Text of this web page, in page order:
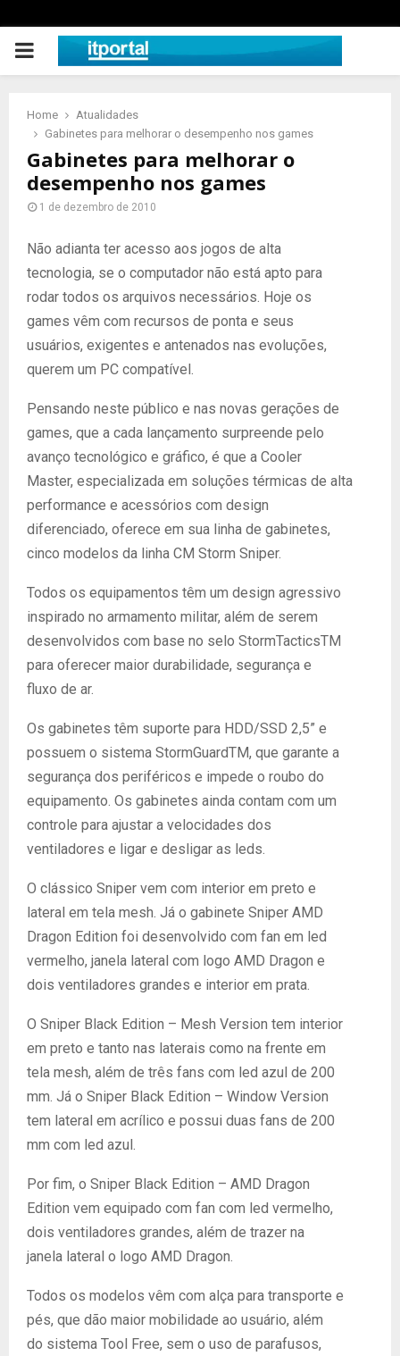
PRIMARY
Home
Atualidades
Gabinetes para melhorar o desempenho nos games
Gabinetes para melhorar o
desempenho nos games
1 de dezembro de 2010
Não adianta ter acesso aos jogos de alta
tecnologia, se o computador não está apto para
rodar todos os arquivos necessários. Hoje os
games vêm com recursos de ponta e seus
usuários, exigentes e antenados nas evoluções,
querem um PC compatível.
Pensando neste público e nas novas gerações de
games, que a cada lançamento surpreende pelo
avanço tecnológico e gráfico, é que a Cooler
Master, especializada em soluções térmicas de alta
performance e acessórios com design
diferenciado, oferece em sua linha de gabinetes,
cinco modelos da linha CM Storm Sniper.
Todos os equipamentos têm um design agressivo
inspirado no armamento militar, além de serem
desenvolvidos com base no selo StormTacticsTM
para oferecer maior durabilidade, segurança e
fluxo de ar.
Os gabinetes têm suporte para HDD/SSD 2,5” e
possuem o sistema StormGuardTM, que garante a
segurança dos periféricos e impede o roubo do
equipamento. Os gabinetes ainda contam com um
controle para ajustar a velocidades dos
ventiladores e ligar e desligar as leds.
O clássico Sniper vem com interior em preto e
lateral em tela mesh. Já o gabinete Sniper AMD
Dragon Edition foi desenvolvido com fan em led
vermelho, janela lateral com logo AMD Dragon e
dois ventiladores grandes e interior em prata.
O Sniper Black Edition – Mesh Version tem interior
em preto e tanto nas laterais como na frente em
tela mesh, além de três fans com led azul de 200
mm. Já o Sniper Black Edition – Window Version
tem lateral em acrílico e possui duas fans de 200
mm com led azul.
Por fim, o Sniper Black Edition – AMD Dragon
Edition vem equipado com fan com led vermelho,
dois ventiladores grandes, além de trazer na
janela lateral o logo AMD Dragon.
Todos os modelos vêm com alça para transporte e
pés, que dão maior mobilidade ao usuário, além
do sistema Tool Free, sem o uso de parafusos,